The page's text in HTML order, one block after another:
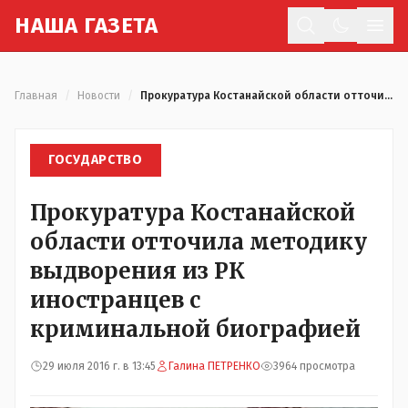
НАША ГАЗЕТА
Главная Новости Прокуратура Костанайской области отточила методику выдворения из РК иностранцев с криминальной биографией
ГОСУДАРСТВО
Прокуратура Костанайской
области отточила методику
выдворения из РК
иностранцев с
криминальной биографией
29 июля 2016 г. в 13:45 Галина ПЕТРЕНКО 3964 просмотра